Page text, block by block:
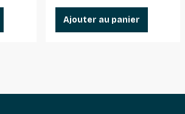
Ajouter au panier